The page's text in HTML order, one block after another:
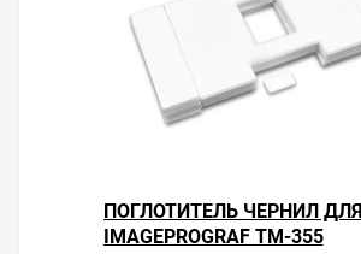
ПОГЛОТИТЕЛЬ ЧЕРНИЛ ДЛЯ
IMAGEPROGRAF TM-355